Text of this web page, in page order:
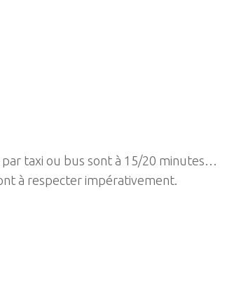
taxi ou bus sont à 15/20 minutes…
à respecter impérativement.